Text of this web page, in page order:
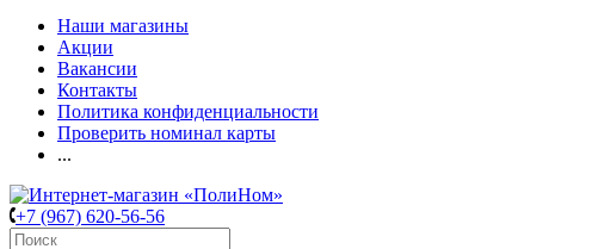
Наши магазины
Акции
Вакансии
Контакты
Политика конфиденциальности
Проверить номинал карты
...
+7 (967) 620-56-56